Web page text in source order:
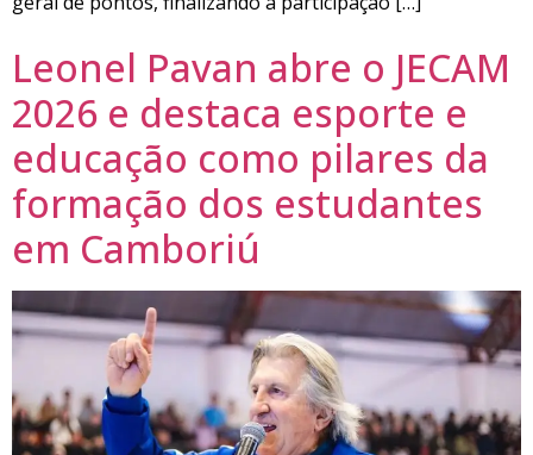
Leonel Pavan abre o JECAM
2026 e destaca esporte e
educação como pilares da
formação dos estudantes
em Camboriú